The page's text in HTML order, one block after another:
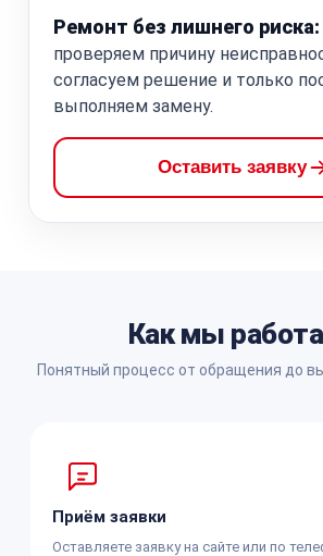
Ремонт без лишнего риска:
проверяем причину
согласуем решение и только
выполняем замену.
Оставить заявку
Как мы
Понятный процесс от обращения до
Приём заявки
Оставляете заявку на сайте или по